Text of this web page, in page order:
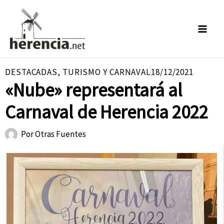
contenido
DESTACADAS, TURISMO Y CARNAVAL18/12/2021
«Nube» representará al
Carnaval de Herencia 2022
PorOtras Fuentes